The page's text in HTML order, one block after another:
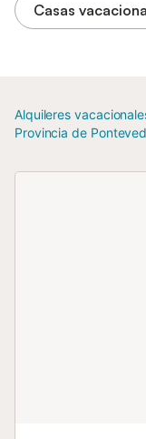
Casas
Alquileres
Provincia de